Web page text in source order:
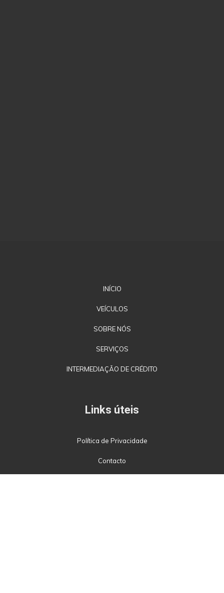
INÍCIO
VEÍCULOS
SOBRE NÓS
SERVIÇOS
INTERMEDIAÇÃO DE CRÉDITO
Links úteis
Política de Privacidade
Contacto